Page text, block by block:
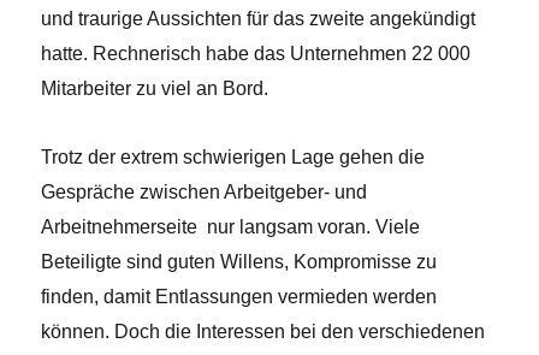
und traurige Aussichten für das zweite angekündigt
hatte. Rechnerisch habe das Unternehmen 22 000
Mitarbeiter zu viel an Bord.
Trotz derextrem schwierigen Lage gehen die
Gespräche zwischen Arbeitgeber- und
Arbeitnehmerseite nur langsam voran. Viele
Beteiligte sind guten Willens, Kompromisse zu
finden, damit Entlassungen vermieden werden
können. Doch die Interessen bei den verschiedenen